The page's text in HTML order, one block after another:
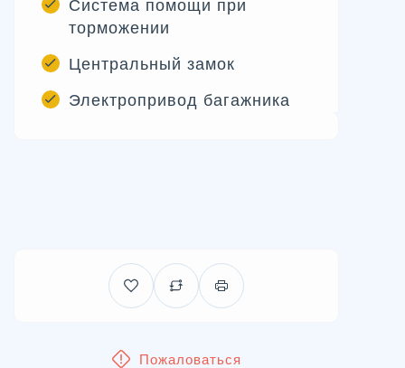
Система помощи при
торможении
Центральный замок
Электропривод багажника
Пожаловаться